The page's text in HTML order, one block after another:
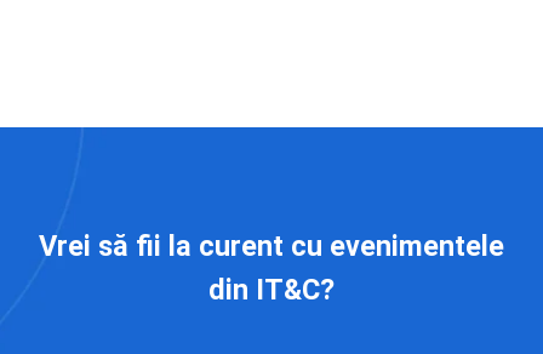
Vrei să fii la curent cu evenimentele
din IT&C?